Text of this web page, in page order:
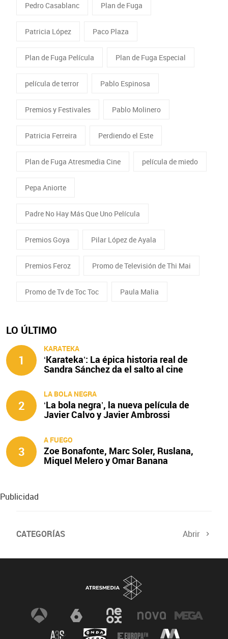
Pedro Casablanc Plan de Fuga
Patricia López Paco Plaza
Plan de Fuga Película Plan de Fuga Especial
película de terror Pablo Espinosa
Premios y Festivales Pablo Molinero
Patricia Ferreira Perdiendo el Este
Plan de Fuga Atresmedia Cine película de miedo
Pepa Aniorte
Padre No Hay Más Que Uno Película
Premios Goya Pilar López de Ayala
Premios Feroz Promo de Televisión de Thi Mai
Promo de Tv de Toc Toc Paula Malia
LO ÚLTIMO
1
KARATEKA
‘Karateka’: La épica historia real de
Sandra Sánchez da el salto al cine
2
LA BOLA NEGRA
‘La bola negra’, la nueva película de
Javier Calvo y Javier Ambrossi
3
A FUEGO
Zoe Bonafonte, Marc Soler, Ruslana,
Miquel Melero y Omar Banana
protagonizan ‘A fuego’
Publicidad
CATEGORÍAS Abrir